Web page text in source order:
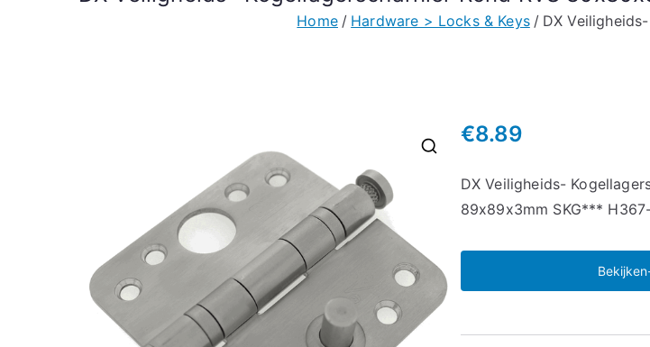
Home Hardware > Locks & Keys DX
€8.89
DX Veiligheids-
89x89x3mm SKG***